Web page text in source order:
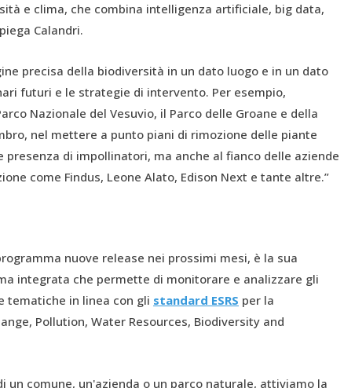
e clima, che combina intelligenza artificiale, big data,
Calandri.
precisa della biodiversità in un dato luogo e in un dato
futuri e le strategie di intervento. Per esempio,
Nazionale del Vesuvio, il Parco delle Groane e della
nel mettere a punto piani di rimozione delle piante
di impollinatori, ma anche al fianco delle aziende
come Findus, Leone Alato, Edison Next e tante altre.”
nuove release nei prossimi mesi, è la sua
integrata che permette di monitorare e analizzare gli
tematiche in linea con gli standard ESRS per la
Pollution, Water Resources, Biodiversity and
un comune, un'azienda o un parco naturale, attiviamo la